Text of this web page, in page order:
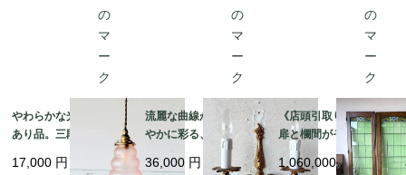
やわらかな光を灯す訳
あり品。三段フォルム
が愛らしいピンクガラ
スのペンダントライト
17,000 円
流麗な曲線が壁面を華
やかに彩る、金色の装
飾が優雅に映える2灯式
ウォールランプ【222
36,000 円
《店頭引取り限定》3枚
扉と欄間がそろう希少
な建具。花文様のステ
ンドグラスを彩る大型
1,060,000円